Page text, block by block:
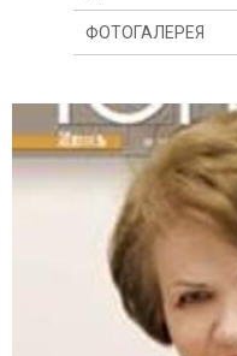
ФОТОГАЛЕРЕЯ